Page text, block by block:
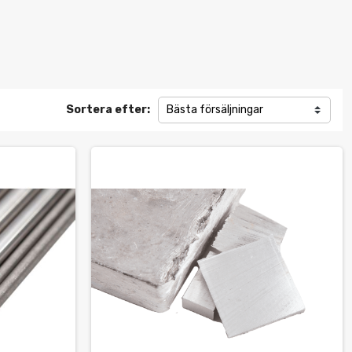
Sortera efter: Bästa försäljningar